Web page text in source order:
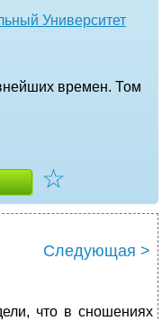
Университет
времен. Том
☆
Следующая >
что в сношениях